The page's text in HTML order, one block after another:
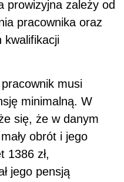
prowizyjna zależy od
pracownika oraz
kwalifikacji
musi
minimalną. W
się, że w danym
obrót i jego
1386 zł,
jego pensją